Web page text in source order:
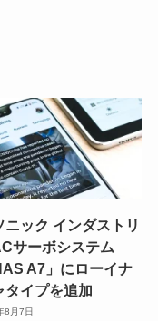
ニック インダストリ
サーボシステム
A7」にローイナ
タイプを追加
8月7日